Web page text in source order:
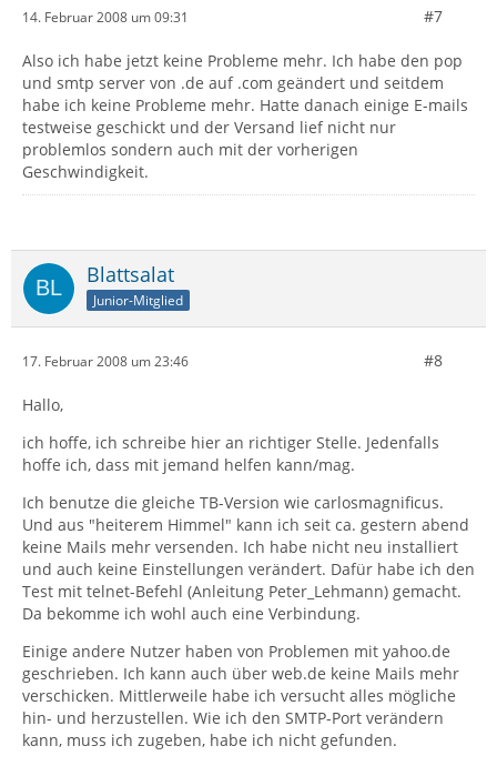
14. Februar 2008 um 09:31 #7
Also ich habe jetzt keine Probleme mehr. Ich habe den pop
und smtp server von .de auf .com geändert und seitdem
habe ich keine Probleme mehr. Hatte danach einige E-mails
testweise geschickt und der Versand lief nicht nur
problemlos sondern auch mit der vorherigen
Geschwindigkeit.
Blattsalat
Junior-Mitglied
17. Februar 2008 um 23:46 #8
Hallo,
ich hoffe, ich schreibe hier an richtiger Stelle. Jedenfalls
hoffe ich, dass mit jemand helfen kann/mag.
Ich benutze die gleiche TB-Version wie carlosmagnificus.
Und aus "heiterem Himmel" kann ich seit ca. gestern abend
keine Mails mehr versenden. Ich habe nicht neu installiert
und auch keine Einstellungen verändert. Dafür habe ich den
Test mit telnet-Befehl (Anleitung Peter_Lehmann) gemacht.
Da bekomme ich wohl auch eine Verbindung.
Einige andere Nutzer haben von Problemen mit yahoo.de
geschrieben. Ich kann auch über web.de keine Mails mehr
verschicken. Mittlerweile habe ich versucht alles mögliche
hin- und herzustellen. Wie ich den SMTP-Port verändern
kann, muss ich zugeben, habe ich nicht gefunden.